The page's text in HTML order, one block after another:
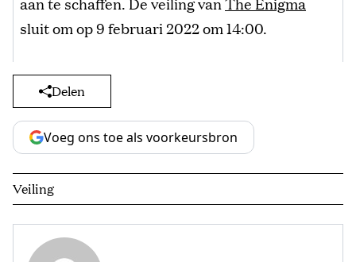
sluit om op 9 februari 2022 om 14:00.
Delen
Voeg ons toe als voorkeursbron
Veiling